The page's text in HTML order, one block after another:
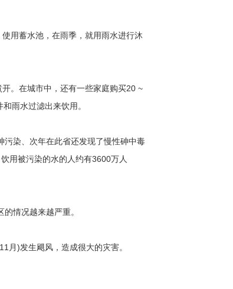
用蓄水池，在雨季，就用雨水进行沐
。在城市中，还有一些家庭购买20 ~
雨水过滤出来饮用。
染、次年在此省还发现了慢性砷中毒
用被污染的水的人约有3600万人
情况越来越严重。
月)发生飓风，造成很大的灾害。